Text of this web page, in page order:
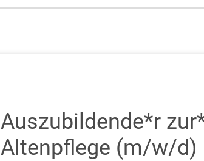
Auszubildende*r
Altenpflege (m/w/d)